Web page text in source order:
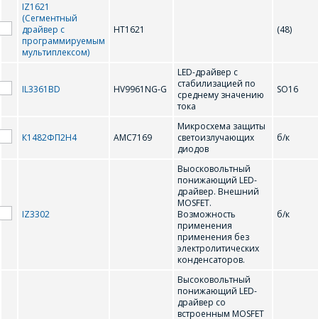
IZ1621
(Сегментный
драйвер с
программируемым
мультиплексом)
HT1621 (48)
IL3361BD HV9961NG-G
LED-драйвер с
стабилизацией по
среднему значению
тока
SO16
К1482ФП2Н4 AMC7169
Микросхема защиты
светоизлучающих
диодов
б/к
IZ3302
Выосковольтный
понижающий LED-
драйвер. Внешний
MOSFET.
Возможность
применения
применения без
электролитических
конденсаторов.
б/к
Высоковольтный
понижающий LED-
драйвер со
встроенным MOSFET
Форма предназначена
Продажи физическим
лицам
осуществляются в ТД
интересующее Вас
сотрудники компании
свяжутся с Вами по
вопросам стоимости
и сроков поставки.
ЗАДАТЬ ВОПРОС
СОТРУДНИКИ
КОМПАНИИ С
РАДОСТЬЮ
ОТВЕТЯТ НА